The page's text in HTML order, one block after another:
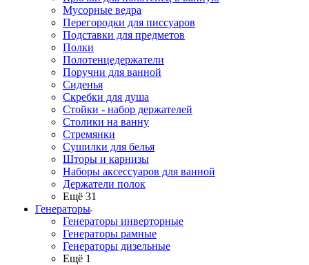
Мусорные ведра
Перегородки для писсуаров
Подставки для предметов
Полки
Полотенцедержатели
Поручни для ванной
Сиденья
Скребки для душа
Стойки - набор держателей
Столики на ванну
Стремянки
Сушилки для белья
Шторы и карнизы
Наборы аксессуаров для ванной
Держатели полок
Ещё 31
Генераторы
Генераторы инверторные
Генераторы рамные
Генераторы дизельные
Ещё 1